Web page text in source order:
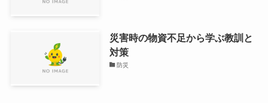
災害時の物資不足から学ぶ教訓と
対策
防災